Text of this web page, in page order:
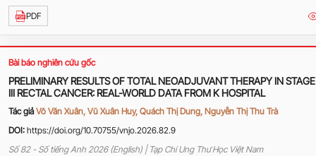
PDF
Bài báo nghiên cứu gốc
PRELIMINARY RESULTS OF TOTAL NEOADJUVANT THERAPY IN
III RECTAL CANCER: REAL-WORLD DATA FROM K HOSPITAL
Tác giả Võ Văn Xuân, Vũ Xuân Huy, Quách Thị Dung, Nguyễn Thị Thu Trà
DOI: https://doi.org/10.70755/vnjo.2026.82.9
Số 82 - Số tiếng Anh 2026 (English) | Tạp Chí Ung Thư Học Việt Nam